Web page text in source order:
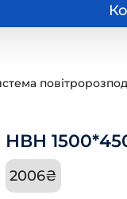
НВН
2006₴